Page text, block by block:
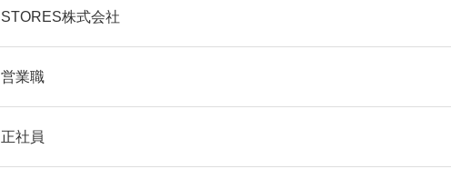
STORES株式会社
営業職
正社員